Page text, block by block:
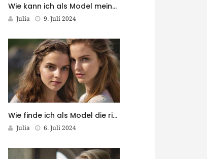
Wie kann ich als Model meine eigene Modekollektion entwerfen?
Julia 9. Juli 2024
Wie finde ich als Model die richtigen Stylisten für meine Shootings?
Julia 6. Juli 2024